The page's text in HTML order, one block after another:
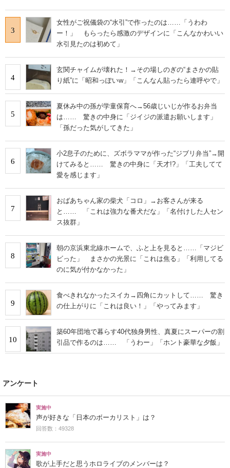
3
女性がご祝儀袋の“水引”で作ったのは……「うわわ
ー！」 もらったら感激のデザインに「こんなかわいい
水引見たのは初めて」
4
玄関チャイムが壊れた！→その場しのぎの“まさかの貼
り紙”に「昭和っぽいw」「こんなん貼ったら連呼やで」
5
夏休み中の孫が学童保育へ→56歳じいじが作るお弁当
は…… 驚きの中身に「ジイジの派遣お願いします」
「孫だった気がしてきた」
6
小2息子のために、ズボラママが作った“ジブリ弁当”→開
けてみると…… 驚きの中身に「天才!?」「工夫してて
愛を感じます」
7
おばあちゃん家の柴犬「コロ」→お客さんが来る
と…… 「これは強力な番犬だな」「名付けした人セン
ス抜群」
8
朝の京浜東北線ホームで、ふと上を見ると……「マジビ
ビった」 まさかの光景に「これは焦る」「利用してる
のに気が付かなかった」
9
食べきれなかったスイカ→四角にカットして…… 驚き
の仕上がりに「これは良い！」「やってみます」
10
築60年団地で暮らす40代独身男性、真夏にスーパーの割
引品で作るのは…… 「うわー」「ホント豪華な夕飯」
アンケート
実施中
声が好きな「日本のボーカリスト」は？
回答数：49328
実施中
歌が上手だと思うホロライブのメンバーは？